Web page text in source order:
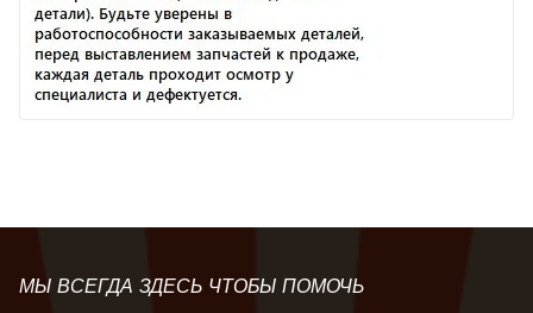
МЫ ВСЕГДА ЗДЕСЬ ЧТОБЫ ПОМОЧЬ